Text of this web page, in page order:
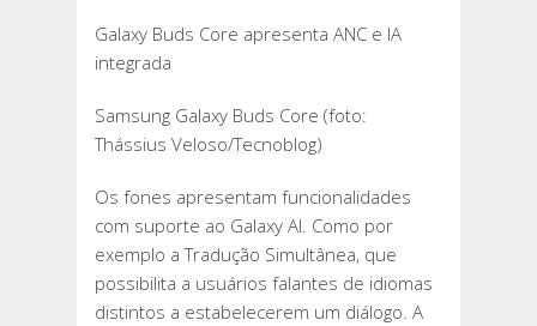
Galaxy Buds Core apresenta ANC e IA
integrada
Samsung Galaxy Buds Core (foto:
Thássius Veloso/Tecnoblog)
Os fones apresentam funcionalidades
com suporte ao Galaxy AI. Como por
exemplo a Tradução Simultânea, que
possibilita a usuários falantes de idiomas
distintos a estabelecerem um diálogo. A